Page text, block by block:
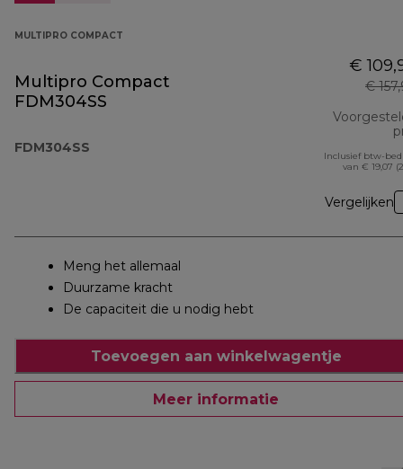
MULTIPRO COMPACT
Multipro Compact
FDM304SS
FDM304SS
€
€
Inclusief btw-
van € 19,07
Vergelijken
Meng het allemaal
Duurzame kracht
De capaciteit die u nodig hebt
Toevoegen aan winkelwagentje
Meer informatie